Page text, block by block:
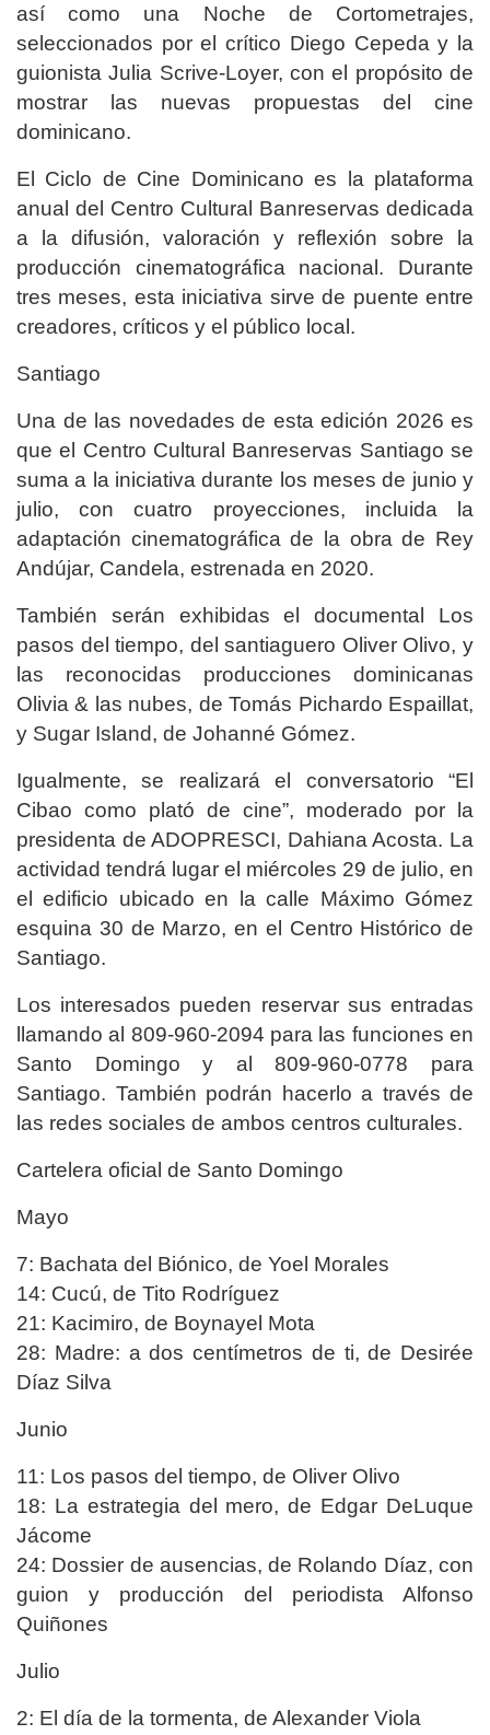
así como una Noche de Cortometrajes,
seleccionados por el crítico Diego Cepeda y la
guionista Julia Scrive-Loyer, con el propósito de
mostrar las nuevas propuestas del cine
dominicano.
El Ciclo de Cine Dominicano es la plataforma
anual del Centro Cultural Banreservas dedicada
a la difusión, valoración y reflexión sobre la
producción cinematográfica nacional. Durante
tres meses, esta iniciativa sirve de puente entre
creadores, críticos y el público local.
Santiago
Una de las novedades de esta edición 2026 es
que el Centro Cultural Banreservas Santiago se
suma a la iniciativa durante los meses de junio y
julio, con cuatro proyecciones, incluida la
adaptación cinematográfica de la obra de Rey
Andújar, Candela, estrenada en 2020.
También serán exhibidas el documental Los
pasos del tiempo, del santiaguero Oliver Olivo, y
las reconocidas producciones dominicanas
Olivia & las nubes, de Tomás Pichardo Espaillat,
y Sugar Island, de Johanné Gómez.
Igualmente, se realizará el conversatorio “El
Cibao como plató de cine”, moderado por la
presidenta de ADOPRESCI, Dahiana Acosta. La
actividad tendrá lugar el miércoles 29 de julio, en
el edificio ubicado en la calle Máximo Gómez
esquina 30 de Marzo, en el Centro Histórico de
Santiago.
Los interesados pueden reservar sus entradas
llamando al 809-960-2094 para las funciones en
Santo Domingo y al 809-960-0778 para
Santiago. También podrán hacerlo a través de
las redes sociales de ambos centros culturales.
Cartelera oficial de Santo Domingo
Mayo
7: Bachata del Biónico, de Yoel Morales
14: Cucú, de Tito Rodríguez
21: Kacimiro, de Boynayel Mota
28: Madre: a dos centímetros de ti, de Desirée
Díaz Silva
Junio
11: Los pasos del tiempo, de Oliver Olivo
18: La estrategia del mero, de Edgar DeLuque
Jácome
24: Dossier de ausencias, de Rolando Díaz, con
guion y producción del periodista Alfonso
Quiñones
Julio
2: El día de la tormenta, de Alexander Viola